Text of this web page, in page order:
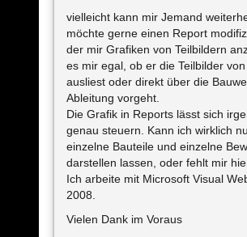
vielleicht kann mir Jemand
möchte gerne einen Report
der mir Grafiken von Teilbildern
es mir egal, ob er die Teilbilder
ausliest oder direkt über die
Ableitung vorgeht.
Die Grafik in Reports lässt sich
genau steuern. Kann ich wirklich
einzelne Bauteile und einzelne
darstellen lassen, oder fehlt mir
Ich arbeite mit Microsoft Visual
2008.
Vielen Dank im Voraus